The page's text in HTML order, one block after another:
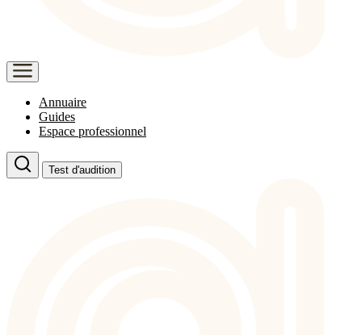
Annuaire
Guides
Espace professionnel
Test d'audition